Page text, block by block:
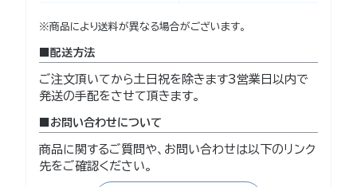
※商品により送料が異なる場合がございます。
配送方法
ご注文頂いてから土日祝を除きます3営業日以内で
発送の手配をさせて頂きます。
お問い合わせについて
商品に関するご質問や、お問い合わせは以下のリンク
先をご確認ください。